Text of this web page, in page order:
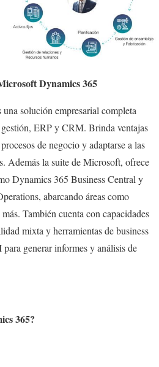
Dynamics 365
solución empresarial completa
ERP y CRM. Brinda ventajas
de negocio y adaptarse a las
Además la suite de Microsoft, ofrece
Dynamics 365 Business Central y
abarcando áreas como
También cuenta con capacidades
mixta y herramientas de business
generar informes y análisis de
365?